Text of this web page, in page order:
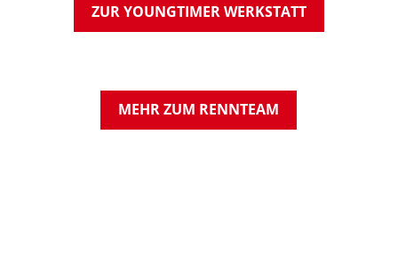
ZUR YOUNGTIMER WERKSTATT
MEHR ZUM RENNTEAM